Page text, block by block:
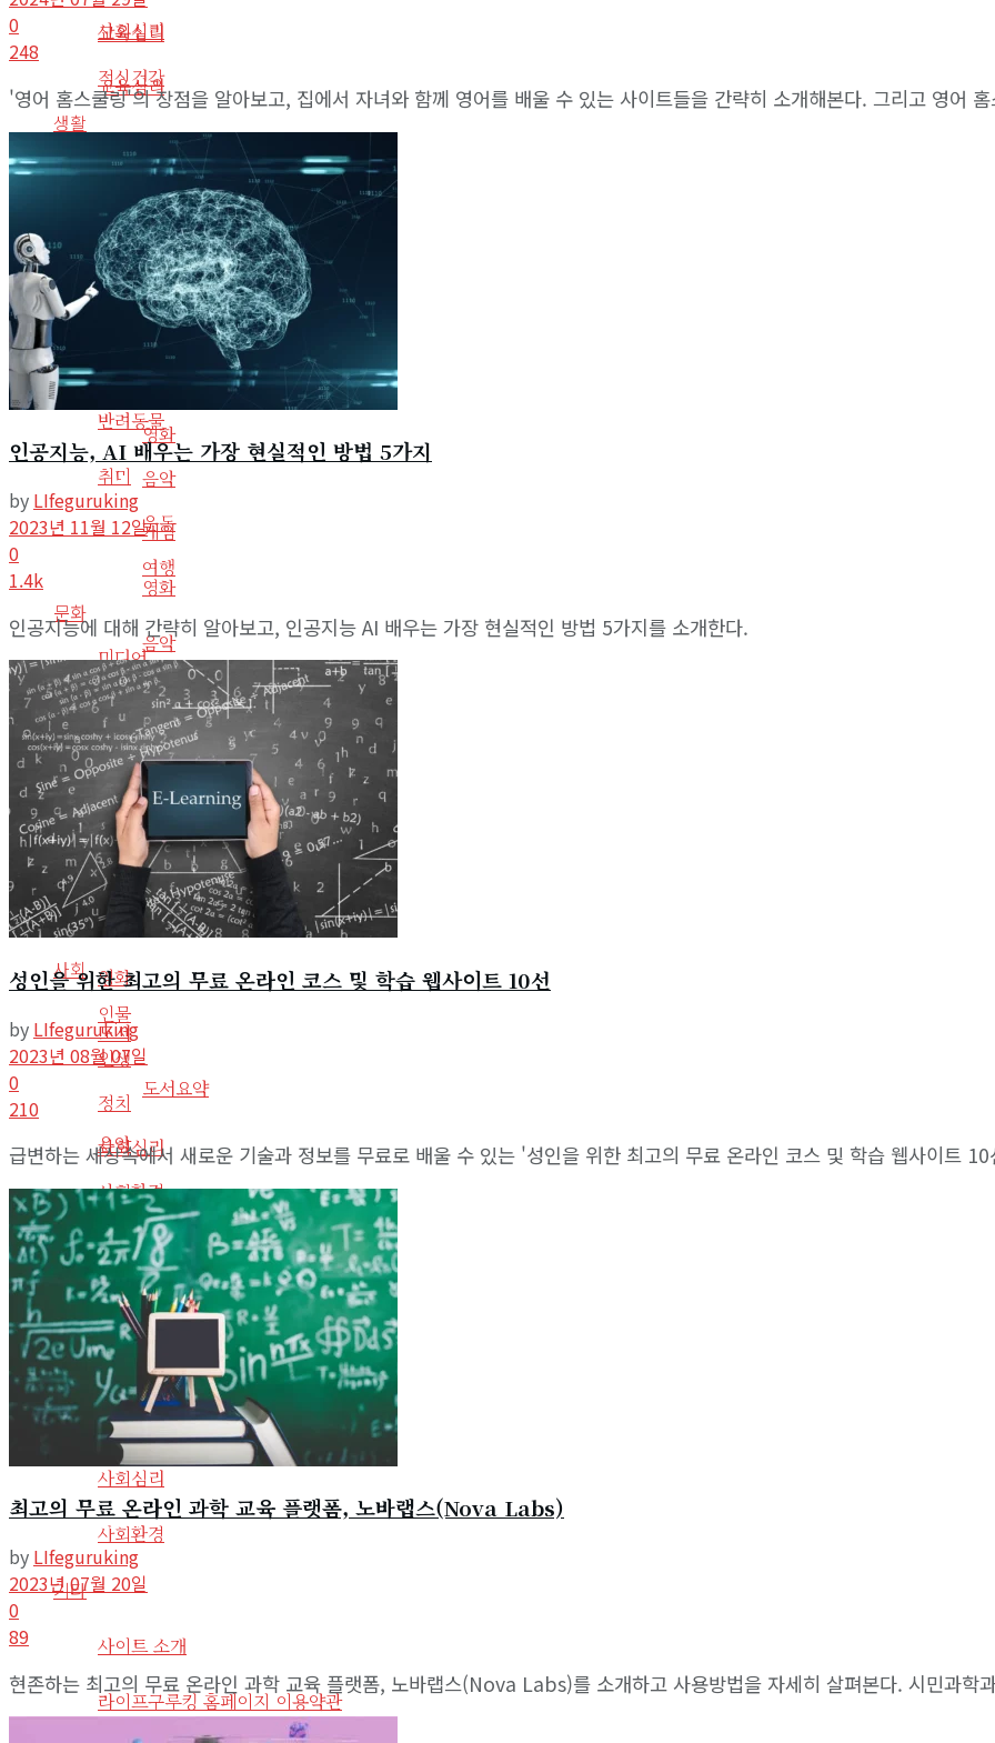
사회심리
교육심리
태국
인물
사회환경
반려동물
취미
게임
영화
음악
운동
여행
문화
미디어
예술
영화
도서
도서요약
음악
라디오
사회
인물
인생
정치
사회심리
사회환경
기타
사이트 소개
라이프구루킹 홈페이지 이용약관
교육심리
정신건강
생활
태국
인물
사회환경
반려동물
게임
영화
음악
운동
여행
문화
미디어
예술
영화
도서
도서요약
음악
라디오
사회
인물
인생
정치
사회심리
사회환경
기타
사이트 소개
라이프구루킹 홈페이지 이용약관
문의/연락하기
View All Result
0
248
'영어 홈스쿨링'의 장점을 알아보고, 집에서 자녀와 함께 영어를 배울 수 있는 사이트들을 간략히 소개해본다. 그리고 영어
인공지능, AI 배우는 가장 현실적인 방법 5가지
by LIfeguruking
2023년 11월 12일
0
1.4k
인공지능에 대해 간략히 알아보고, 인공지능 AI 배우는 가장 현실적인 방법 5가지를 소개한다.
성인을 위한 최고의 무료 온라인 코스 및 학습 웹사이트 10선
by LIfeguruking
2023년 08월 07일
0
210
급변하는 세상속에서 새로운 기술과 정보를 무료로 배울 수 있는 '성인을 위한 최고의 무료 온라인 코스 및 학습 웹사이트
최고의 무료 온라인 과학 교육 플랫폼, 노바랩스(Nova Labs)
by LIfeguruking
2023년 07월 20일
0
89
현존하는 최고의 무료 온라인 과학 교육 플랫폼, 노바랩스(Nova Labs)를 소개하고 사용방법을 자세히 살펴본다. 시민과학